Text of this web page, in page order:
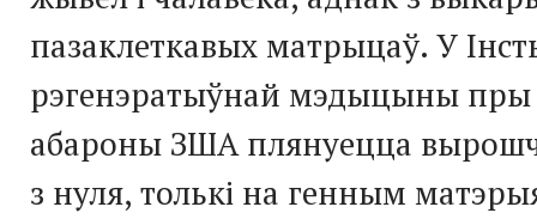
пазаклеткавых матрыцаў. У
рэгенэратыўнай мэдыцыны пры
абароны ЗША плянуецца
з нуля, толькі на генным